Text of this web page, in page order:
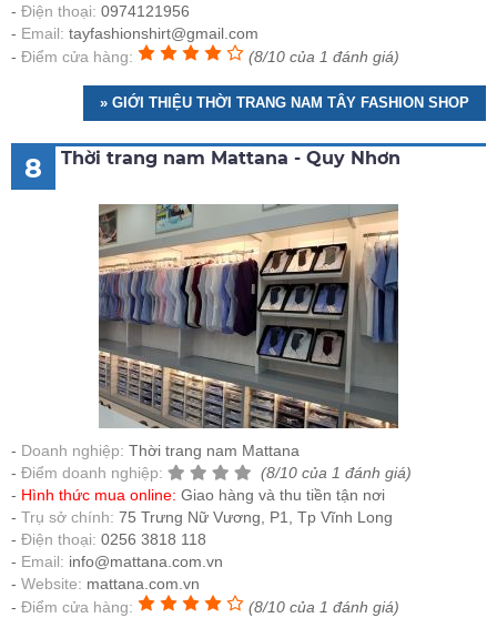
Điện thoại: 0974121956
Email: tayfashionshirt@gmail.com
Điểm cửa hàng:
(8/10 của 1 đánh giá)
» GIỚI THIỆU THỜI TRANG NAM TÂY FASHION SHOP
8 Thời trang nam Mattana - Quy Nhơn
Doanh nghiệp: Thời trang nam Mattana
Điểm doanh nghiệp:
(8/10 của 1 đánh giá)
Hình thức mua online: Giao hàng và thu tiền tận nơi
Trụ sở chính: 75 Trưng Nữ Vương, P1, Tp Vĩnh Long
Điện thoại: 0256 3818 118
Email: info@mattana.com.vn
Website: mattana.com.vn
Điểm cửa hàng:
(8/10 của 1 đánh giá)